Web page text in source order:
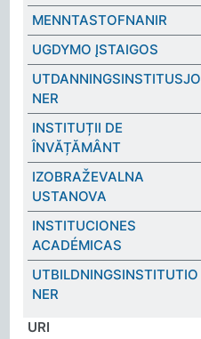
MENNTASTOFNANIR
UGDYMO ĮSTAIGOS
UTDANNINGSINSTITUSJO
NER
INSTITUȚII DE
ÎNVĂȚĂMÂNT
IZOBRAŽEVALNA
USTANOVA
INSTITUCIONES
ACADÉMICAS
UTBILDNINGSINSTITUTIO
NER
URI